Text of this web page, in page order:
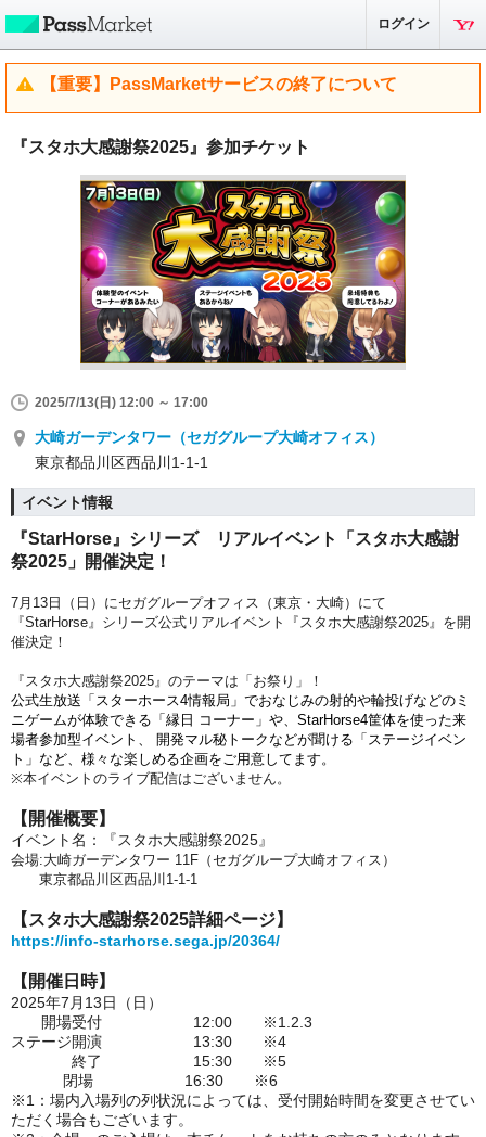
ログイン
【重要】PassMarketサービスの終了について
『スタホ大感謝祭2025』参加チケット
2025/7/13(日) 12:00 ～ 17:00
大崎ガーデンタワー（セガグループ大崎オフィス）
東京都品川区西品川1-1-1
イベント情報
『StarHorse』シリーズ リアルイベント「スタホ大感謝
祭2025」開催決定！
7月13日（日）にセガグループオフィス（東京・大崎）にて
『StarHorse』シリーズ公式リアルイベント『スタホ大感謝祭2025』を開
催決定！
『スタホ大感謝祭2025』のテーマは「お祭り」！
公式生放送「スターホース4情報局」でおなじみの射的や輪投げなどのミ
ニゲームが体験できる「縁日 コーナー」や、StarHorse4筐体を使った来
場者参加型イベント、
開発マル秘トークなどが聞ける「ステージイベン
ト」など、様々な楽しめる企画をご用意してます。
※本イベントのライブ配信はございません。
【開催概要】
イベント名：『スタホ大感謝祭2025』
会場:大崎ガーデンタワー 11F（セガグループ大崎オフィス）
東京都品川区西品川1-1-1
【スタホ大感謝祭2025詳細ページ】
https://info-starhorse.sega.jp/20364/
【開催日時】
2025年7月13日（日）
開場受付 12:00 ※1.2.3
ステージ開演 13:30 ※4
終了 15:30 ※5
閉場 16:30 ※6
※1：場内入場列の列状況によっては、受付開始時間を変更させてい
ただく場合もございます。